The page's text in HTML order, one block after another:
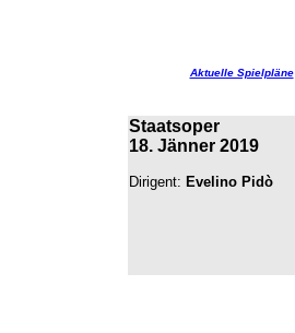
Aktuelle Spielpläne
Staatsoper
18. Jänner 2019
Dirigent: Evelino Pidò